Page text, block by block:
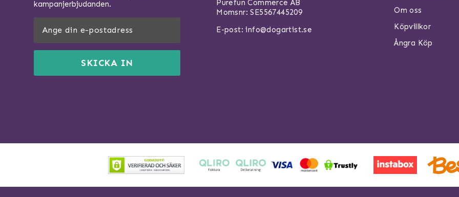
kampanjerbjudanden.
SKICKA IN
Purefun Commerce AB
Momsnr: SE5567445209
E-post:info@dogartist.se
Om oss
Köpvillkor
Ångra Köp